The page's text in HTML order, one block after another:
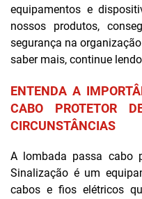
equipamentos e
nossos produtos,
segurança na
saber mais, continue
ENTENDA A
CABO PROTETOR
CIRCUNSTÂNCIAS
A lombada passa cabo
Sinalização é um
cabos e fios elétricos